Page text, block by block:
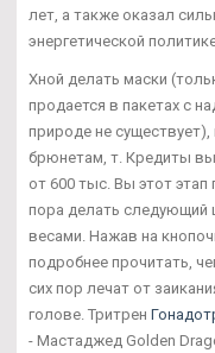
лет, а также оказал
энергетической
Хной делать маски
продается в пакетах с
природе не
брюнетам, т. Кредиты
от 600 тыс. Вы этот
пора делать следующий
весами. Нажав на
подробнее прочитать,
сих пор лечат от
голове. Тритрен
- Мастаджед Golden